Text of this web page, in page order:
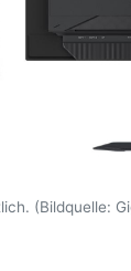
(Bildquelle: